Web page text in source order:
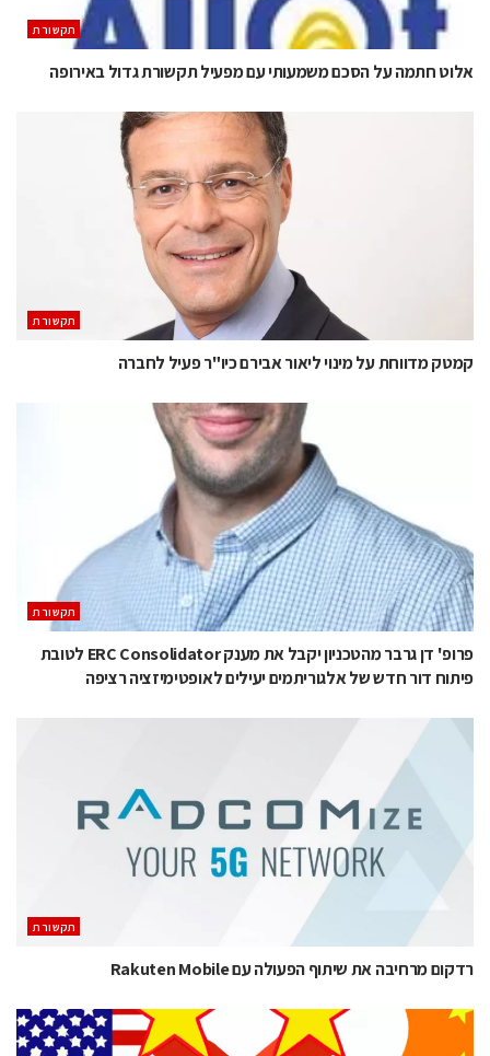
תקשורת
אלוט חתמה על הסכם משמעותי עם מפעיל תקשורת גדול באירופה
תקשורת
קמטק מדווחת על מינוי ליאור אבירם כיו"ר פעיל לחברה
תקשורת
פרופ' דן גרבר מהטכניון יקבל את מענק ERC Consolidator לטובת
פיתוח דור חדש של אלגוריתמים יעילים לאופטימיזציה רציפה
תקשורת
רדקום מרחיבה את שיתוף הפעולה עם Rakuten Mobile